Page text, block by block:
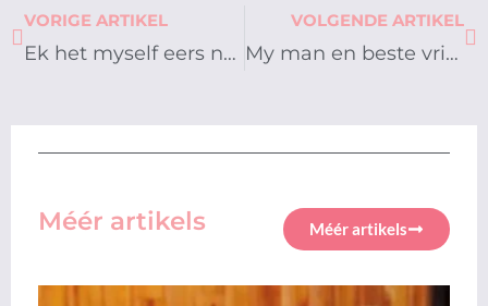
Prev
VORIGE ARTIKEL
Ek het myself eers ná my egskeiding gevind
VOLGENDE ARTIKEL
My man en beste vriendin het ’n affair gehad
Méér artikels Méér artikels